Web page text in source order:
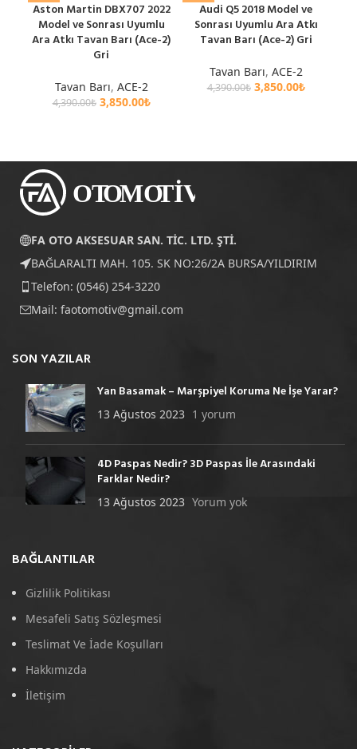
Aston Martin DBX707 2022
Model ve Sonrası Uyumlu
Ara Atkı Tavan Barı (Ace-2)
Gri
Tavan Barı, ACE-2
4,390.00₺ 3,850.00₺
Audi Q5 2018 Model ve
Sonrası Uyumlu Ara Atkı
Tavan Barı (Ace-2) Gri
Tavan Barı, ACE-2
4,390.00₺ 3,850.00₺
FA OTO AKSESUAR SAN. TİC. LTD. ŞTİ.
BAĞLARALTI MAH. 105. SK NO:26/2A BURSA/YILDIRIM
Telefon: (0546) 254-3220
Mail: faotomotiv@gmail.com
SON YAZILAR
Yan Basamak – Marşpiyel Koruma Ne İşe Yarar?
13 Ağustos 2023 1 yorum
4D Paspas Nedir? 3D Paspas İle Arasındaki
Farklar Nedir?
13 Ağustos 2023 Yorum yok
BAĞLANTILAR
Gizlilik Politikası
Mesafeli Satış Sözleşmesi
Teslimat Ve İade Koşulları
Hakkımızda
İletişim